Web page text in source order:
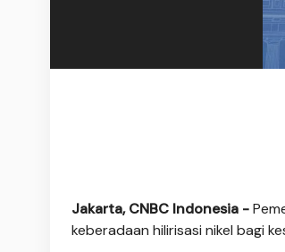
Jakarta, CNBC Indonesia -
keberadaan hilirisasi nikel bagi